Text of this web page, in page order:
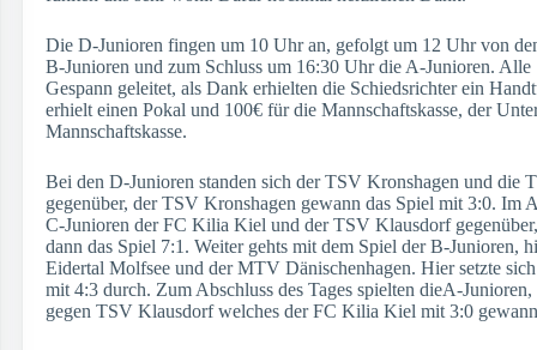
Die D-Junioren fingen um 10 Uhr an, gefolgt um 12 Uhr von
B-Junioren und zum Schluss um 16:30 Uhr die A-Junioren.
Gespann geleitet, als Dank erhielten die Schiedsrichter ein
erhielt einen Pokal und 100€ für die Mannschaftskasse, der
Mannschaftskasse.
Bei den D-Junioren standen sich der TSV Kronshagen und die
gegenüber, der TSV Kronshagen gewann das Spiel mit 3:0. Im
C-Junioren der FC Kilia Kiel und der TSV Klausdorf
dann das Spiel 7:1. Weiter gehts mit dem Spiel der B-Junioren,
Eidertal Molfsee und der MTV Dänischenhagen. Hier setzte
mit 4:3 durch. Zum Abschluss des Tages spielten dieA-
gegen TSV Klausdorf welches der FC Kilia Kiel mit 3:0